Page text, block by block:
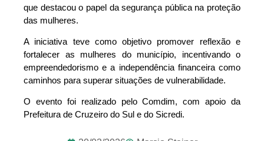
que destacou o papel da segurança pública na proteção
das mulheres.
A iniciativa teve como objetivo promover reflexão e
fortalecer as mulheres do município, incentivando o
empreendedorismo e a independência financeira como
caminhos para superar situações de vulnerabilidade.
O evento foi realizado pelo Comdim, com apoio da
Prefeitura de Cruzeiro do Sul e do Sicredi.